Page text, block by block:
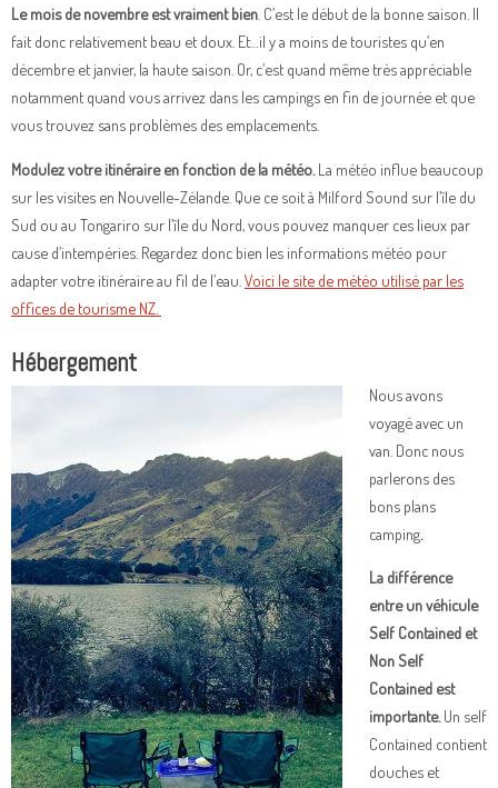
Le mois de novembre est vraiment bien . C’est le début de la bonne saison. Il
fait donc relativement beau et doux. Et…il y a moins de touristes qu’en
décembre et janvier, la haute saison. Or, c’est quand même très appréciable
notamment quand vous arrivez dans les campings en fin de journée et que
vous trouvez sans problèmes des emplacements.
Modulez votre itinéraire en fonction de la météo. La météo influe beaucoup
sur les visites en Nouvelle-Zélande. Que ce soit à Milford Sound sur l’île du
Sud ou au Tongariro sur l’île du Nord, vous pouvez manquer ces lieux par
cause d’intempéries. Regardez donc bien les informations météo pour
adapter votre itinéraire au fil de l’eau. Voici le site de météo utilisé par les
offices de tourisme NZ.
Hébergement
Nous avons
voyagé avec un
van. Donc nous
parlerons des
bons plans
camping.
La différence
entre un véhicule
Self Contained et
Non Self
Contained est
importante. Un self
Contained contient
douches et